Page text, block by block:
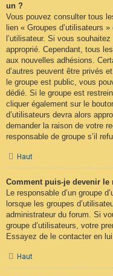
un ?
Vous pouvez consulter tous
lien « Groupes d’utilisateurs
l’utilisateur. Si vous
approprié. Cependant, tous
aux nouvelles adhésions.
d’autres peuvent être privés
le groupe est public, vous
dédié. Si le groupe est
cliquer également sur le
d’utilisateurs devra alors
demander la raison de votre
responsable de groupe s’il
Haut
Comment puis-je devenir le
Le responsable d’un groupe
lorsque les groupes
administrateur du forum. Si
groupe d’utilisateurs, votre
Essayez de le contacter en
Haut